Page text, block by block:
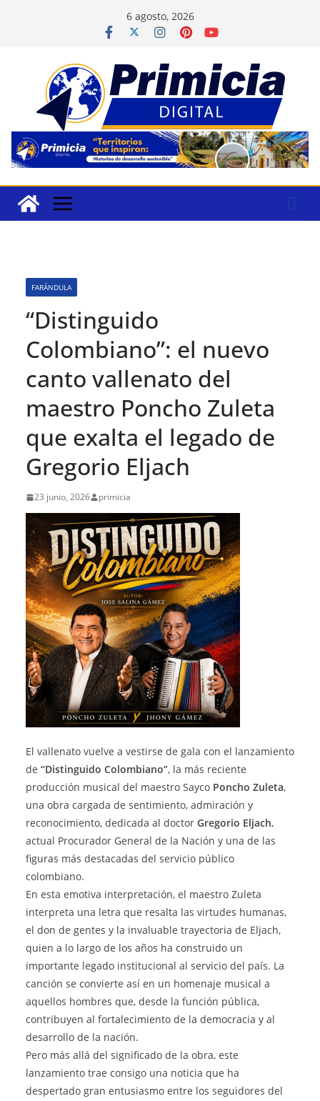
6 agosto, 2026
FARÁNDULA
“Distinguido
Colombiano”: el nuevo
canto vallenato del
maestro Poncho Zuleta
que exalta el legado de
Gregorio Eljach
23 junio, 2026 primicia
El vallenato vuelve a vestirse de gala con el lanzamiento
de “Distinguido Colombiano”, la más reciente
producción musical del maestro Sayco Poncho Zuleta,
una obra cargada de sentimiento, admiración y
reconocimiento, dedicada al doctor Gregorio Eljach,
actual Procurador General de la Nación y una de las
figuras más destacadas del servicio público
colombiano.
En esta emotiva interpretación, el maestro Zuleta
interpreta una letra que resalta las virtudes humanas,
el don de gentes y la invaluable trayectoria de Eljach,
quien a lo largo de los años ha construido un
importante legado institucional al servicio del país. La
canción se convierte así en un homenaje musical a
aquellos hombres que, desde la función pública,
contribuyen al fortalecimiento de la democracia y al
desarrollo de la nación.
Pero más allá del significado de la obra, este
lanzamiento trae consigo una noticia que ha
despertado gran entusiasmo entre los seguidores del